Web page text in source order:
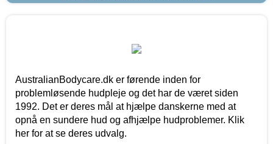
AustralianBodycare.dk er førende inden for
problemløsende hudpleje og det har de været siden
1992. Det er deres mål at hjælpe danskerne med at
opnå en sundere hud og afhjælpe hudproblemer. Klik
her for at se deres udvalg.